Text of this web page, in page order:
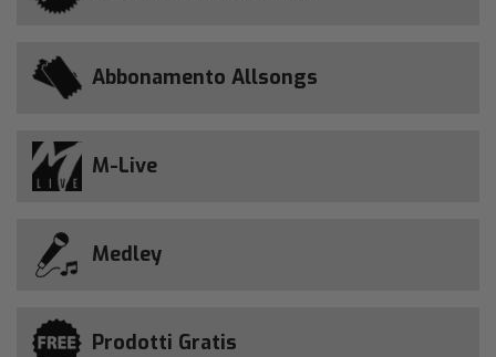
Abbonamento Allsongs
M-Live
Medley
Prodotti Gratis